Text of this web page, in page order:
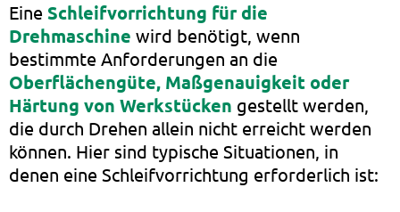
Eine Schleifvorrichtung für die
Drehmaschine wird benötigt, wenn
bestimmte Anforderungen an die
Oberflächengüte, Maßgenauigkeit oder
Härtung von Werkstücken gestellt werden,
die durch Drehen allein nicht erreicht werden
können. Hier sind typische Situationen, in
denen eine Schleifvorrichtung erforderlich ist: